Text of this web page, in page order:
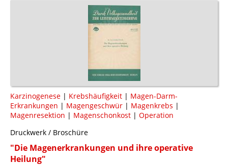
Karzinogenese | Krebshäufigkeit | Magen-Darm-
Erkrankungen | Magengeschwür | Magenkrebs |
Magenresektion | Magenschonkost | Operation
Druckwerk / Broschüre
"Die Magenerkrankungen und ihre operative
Heilung"